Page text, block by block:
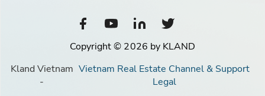
Copyright © 2026 by KLAND
Kland Vietnam
-
Vietnam Real Estate Channel & Support
Legal